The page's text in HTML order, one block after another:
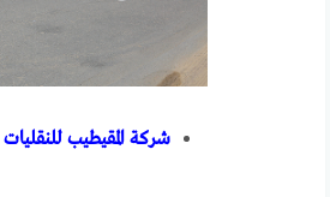
شركة المقيطيب للنقليات